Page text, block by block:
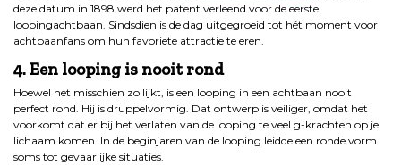
deze datum in 1898 werd het patent verleend voor de eerste
loopingachtbaan. Sindsdien is de dag uitgegroeid tot hét moment voor
achtbaanfans om hun favoriete attractie te eren.
4. Een looping is nooit rond
Hoewel het misschien zo lijkt, is een looping in een achtbaan nooit
perfect rond. Hij is druppelvormig. Dat ontwerp is veiliger, omdat het
voorkomt dat er bij het verlaten van de looping te veel g-krachten op je
lichaam komen. In de beginjaren van de looping leidde een ronde vorm
soms tot gevaarlijke situaties.